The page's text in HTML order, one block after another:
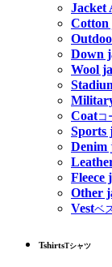
Jacket
Cotton
Down
Wool
Coatコ
Sports
Denim
Fleece
Other
Vestベ
TshirtsTシャツ